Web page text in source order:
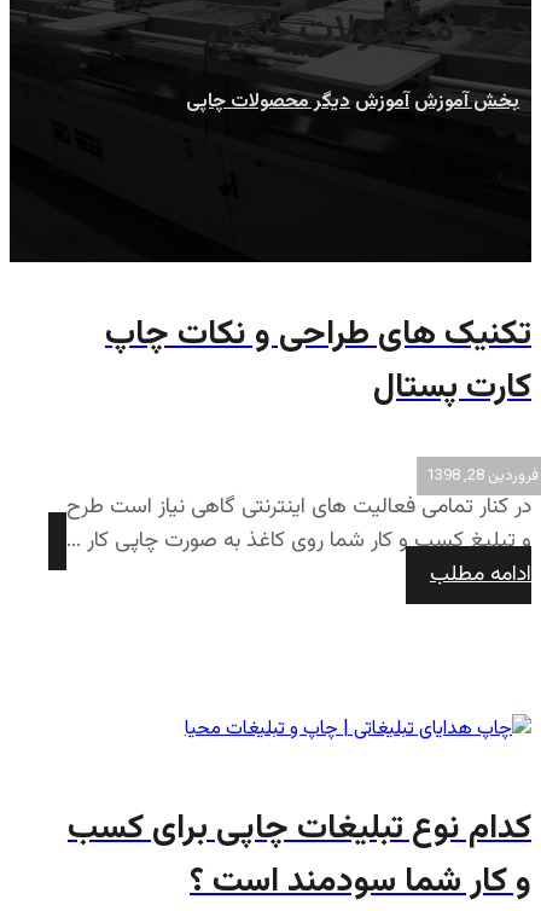
دیگر محصولات چاپی
بخش آموزش آموزش دیگر محصولات چاپی
تکنیک های طراحی و نکات چاپ
کارت پستال
فروردین 28, 1398
در کنار تمامی فعالیت های اینترنتی گاهی نیاز است طرح
و تبلیغ کسب و کار شما روی کاغذ به صورت چاپی کار ...
ادامه مطلب
کدام نوع تبلیغات چاپی برای کسب
و کار شما سودمند است ؟